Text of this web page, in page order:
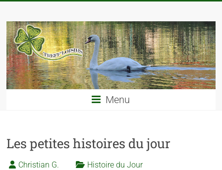
Menu
Les petites histoires du jour
Christian G. Histoire du Jour